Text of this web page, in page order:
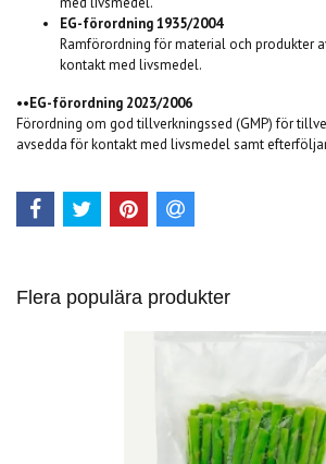
EG-förordning 1935/2004
Ramförordning för material och produkter
kontakt med livsmedel.
••EG-förordning 2023/2006
Förordning om god tillverkningssed (GMP) för
avsedda för kontakt med livsmedel samt
Flera populära produkter